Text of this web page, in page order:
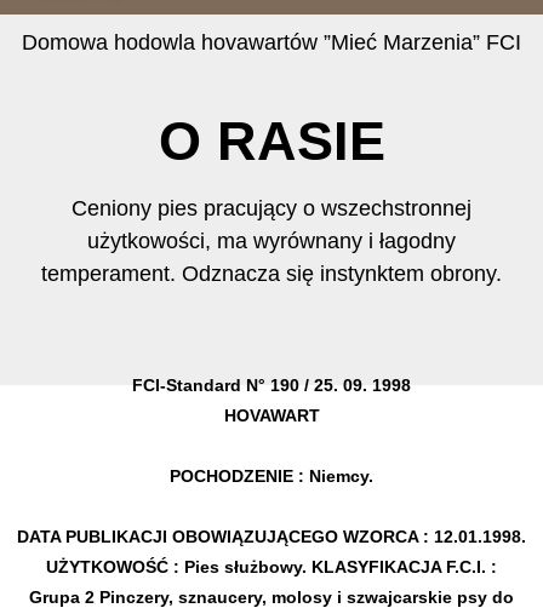
Domowa hodowla hovawartów ”Mieć Marzenia” FCI
O RASIE
Ceniony pies pracujący o wszechstronnej
użytkowości, ma wyrównany i łagodny
temperament. Odznacza się instynktem obrony.
FCI-Standard N° 190 / 25. 09. 1998
HOVAWART
POCHODZENIE : Niemcy.
DATA PUBLIKACJI OBOWIĄZUJĄCEGO WZORCA : 12.01.1998.
UŻYTKOWOŚĆ : Pies służbowy. KLASYFIKACJA F.C.I. :
Grupa 2 Pinczery, sznaucery, molosy i szwajcarskie psy do